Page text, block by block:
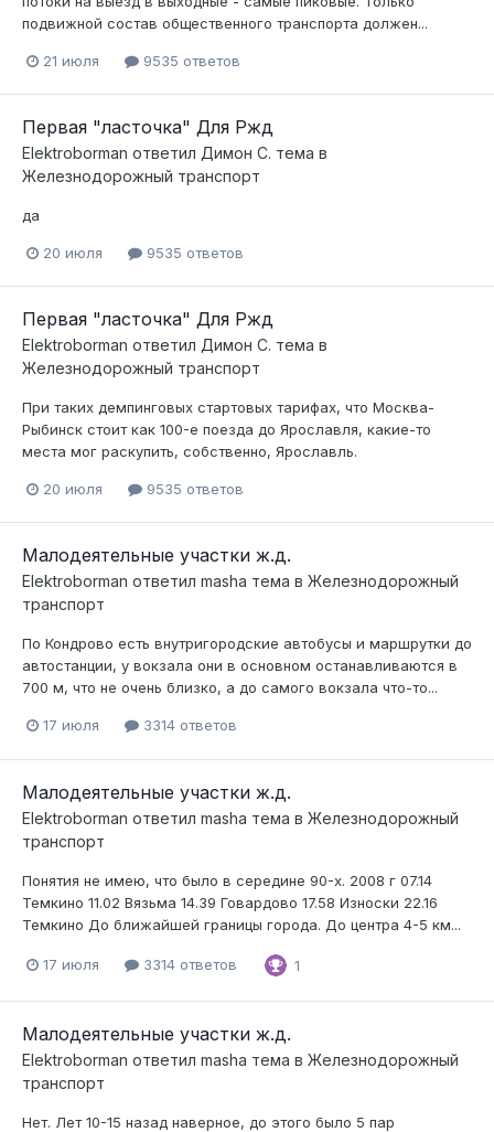
подвижной состав общественного транспорта должен...
21 июля 9535 ответов
Первая "ласточка" Для Ржд
Elektroborman ответил Димон С. тема в
Железнодорожный транспорт
да
20 июля 9535 ответов
Первая "ласточка" Для Ржд
Elektroborman ответил Димон С. тема в
Железнодорожный транспорт
При таких демпинговых стартовых тарифах, что Москва-
Рыбинск стоит как 100-е поезда до Ярославля, какие-то
места мог раскупить, собственно, Ярославль.
20 июля 9535 ответов
Малодеятельные участки ж.д.
Elektroborman ответил masha тема в Железнодорожный
транспорт
По Кондрово есть внутригородские автобусы и маршрутки до
автостанции, у вокзала они в основном останавливаются в
700 м, что не очень близко, а до самого вокзала что-то...
17 июля 3314 ответов
Малодеятельные участки ж.д.
Elektroborman ответил masha тема в Железнодорожный
транспорт
Понятия не имею, что было в середине 90-х. 2008 г 07.14
Темкино 11.02 Вязьма 14.39 Говардово 17.58 Износки 22.16
Темкино До ближайшей границы города. До центра 4-5 км...
17 июля 3314 ответов 1
Малодеятельные участки ж.д.
Elektroborman ответил masha тема в Железнодорожный
транспорт
Нет. Лет 10-15 назад наверное, до этого было 5 пар